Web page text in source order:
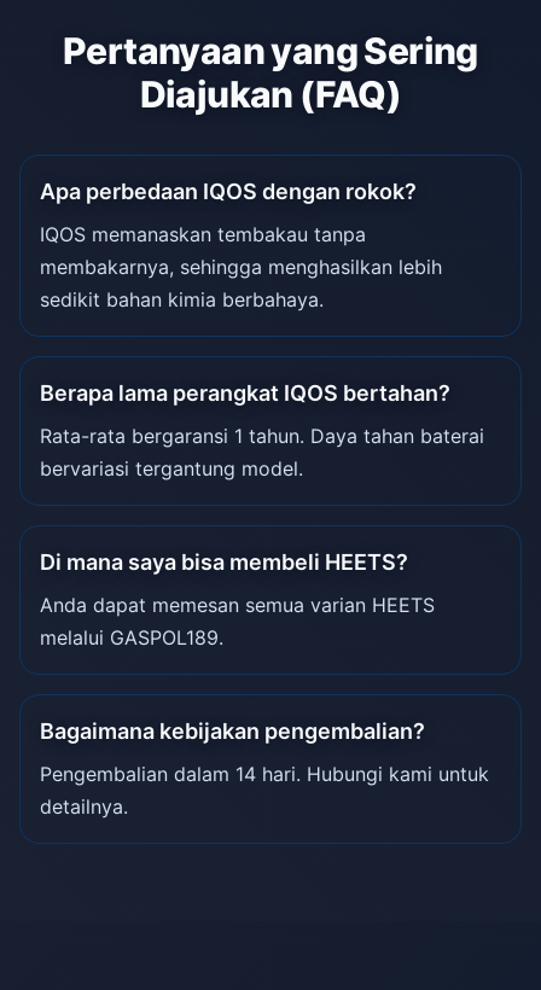
Pertanyaan yang Sering
Diajukan (FAQ)
Apa perbedaan IQOS dengan rokok?
IQOS memanaskan tembakau tanpa
membakarnya, sehingga menghasilkan lebih
sedikit bahan kimia berbahaya.
Berapa lama perangkat IQOS bertahan?
Rata-rata bergaransi 1 tahun. Daya tahan baterai
bervariasi tergantung model.
Di mana saya bisa membeli HEETS?
Anda dapat memesan semua varian HEETS
melalui GASPOL189.
Bagaimana kebijakan pengembalian?
Pengembalian dalam 14 hari. Hubungi kami untuk
detailnya.